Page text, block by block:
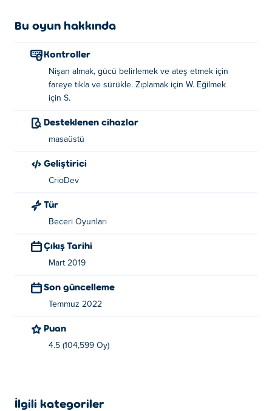
Bu oyun hakkında
Kontroller
Nişan almak, gücü belirlemek ve ateş etmek için
fareye tıkla ve sürükle. Zıplamak için W. Eğilmek
için S.
Desteklenen cihazlar
masaüstü
Geliştirici
CrioDev
Tür
Beceri Oyunları
Çıkış Tarihi
Mart 2019
Son güncelleme
Temmuz 2022
Puan
4.5 (104,599 Oy)
İlgili kategoriler